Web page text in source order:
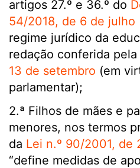
artigos 27.º e 36.º do
54/2018, de 6 de julho
regime jurídico da
redação conferida pela
13 de setembro (em
parlamentar);
2.ª Filhos de mães e
menores, nos termos
da Lei n.º 90/2001, de
“define medidas de